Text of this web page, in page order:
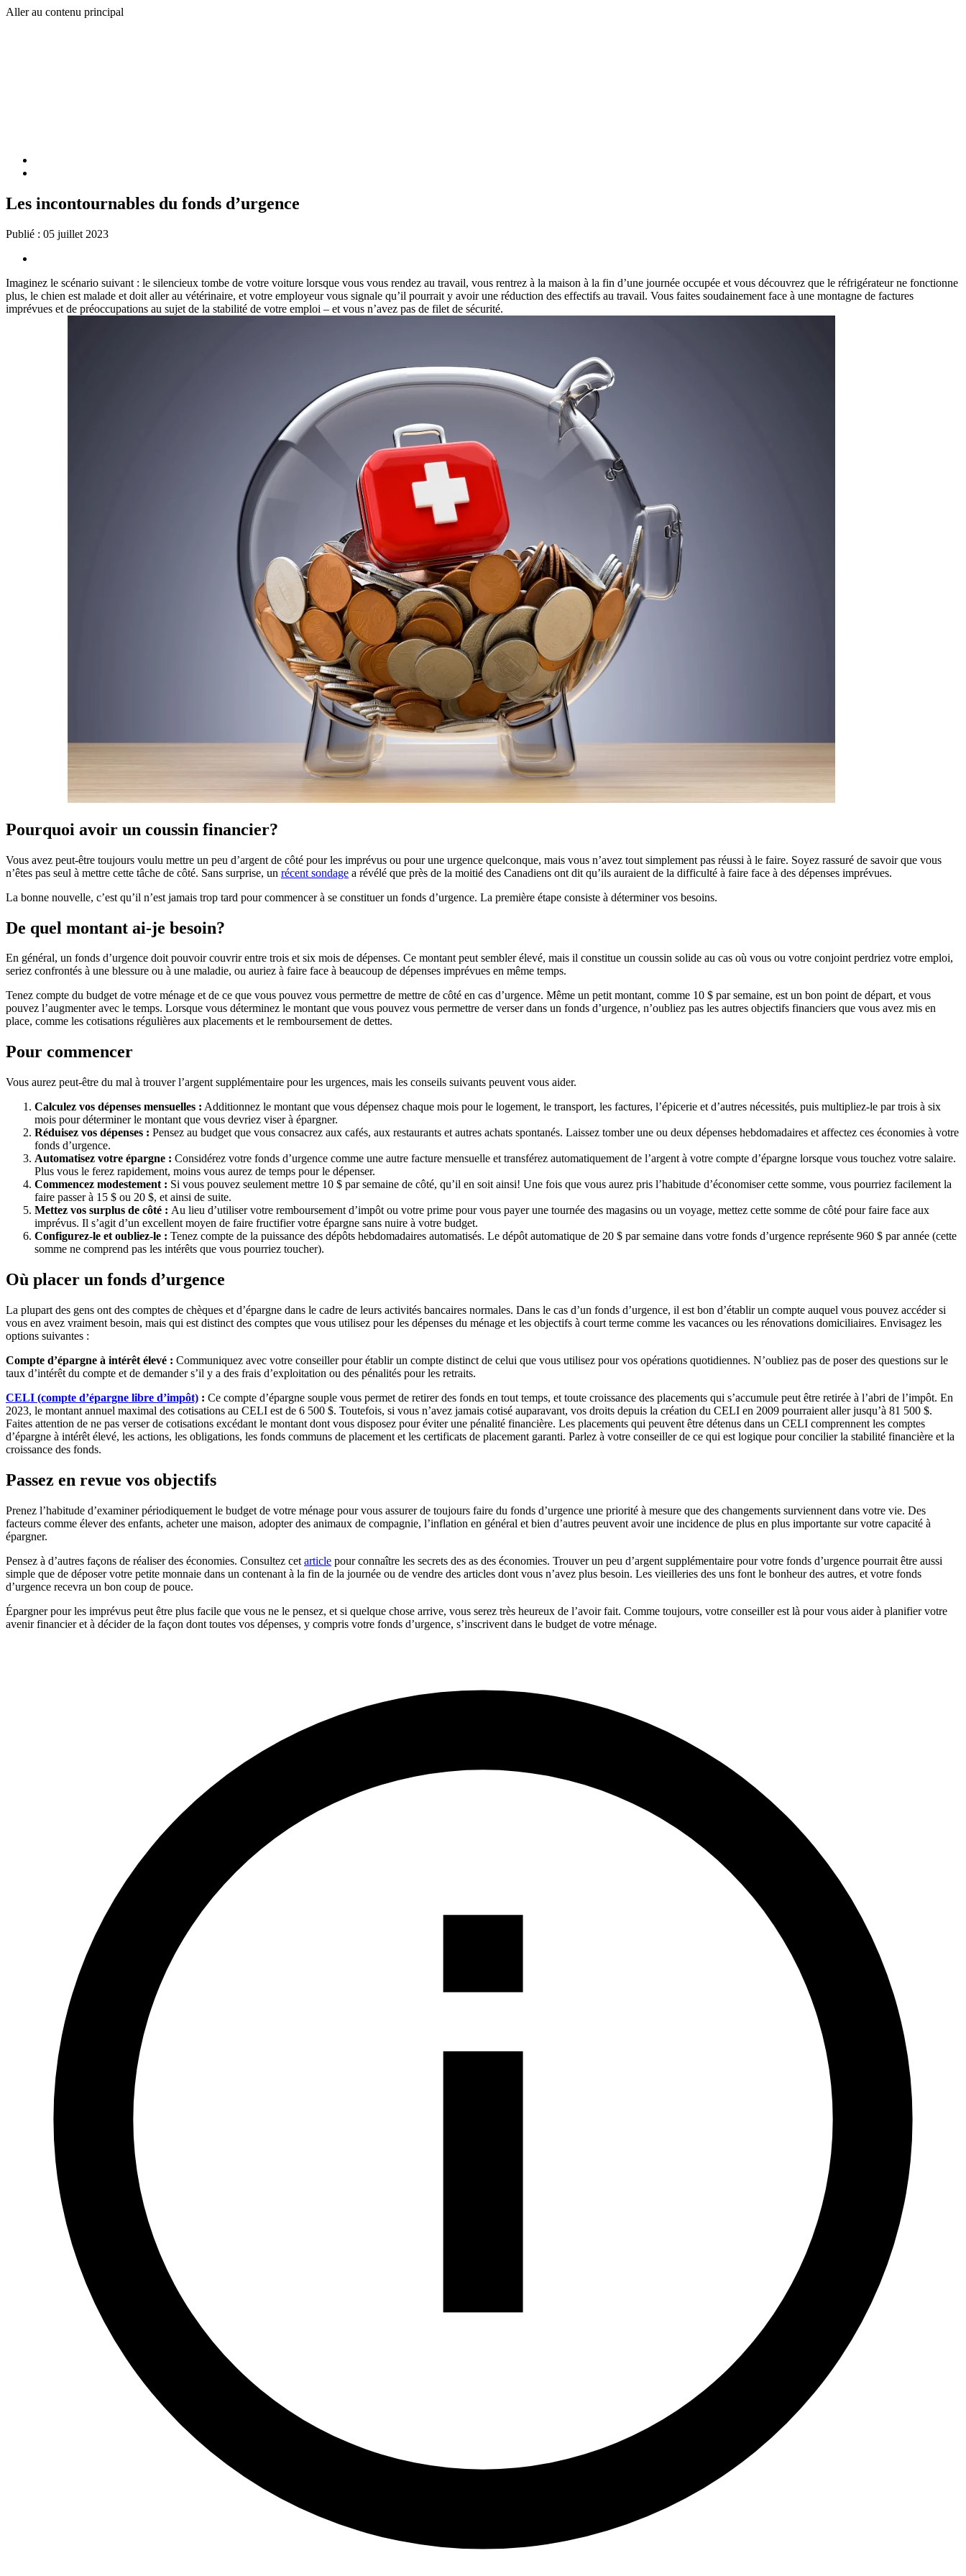
Aller au contenu principal
Les incontournables du fonds d’urgence
Publié : 05 juillet 2023
Imaginez le scénario suivant : le silencieux tombe de votre voiture lorsque vous vous rendez au travail, vous rentrez à la maison à la fin d’une journée occupée et vous découvrez que le réfrigérateur ne fonctionne
plus, le chien est malade et doit aller au vétérinaire, et votre employeur vous signale qu’il pourrait y avoir une réduction des effectifs au travail. Vous faites soudainement face à une montagne de factures
imprévues et de préoccupations au sujet de la stabilité de votre emploi – et vous n’avez pas de filet de sécurité.
Pourquoi avoir un coussin financier?
Vous avez peut-être toujours voulu mettre un peu d’argent de côté pour les imprévus ou pour une urgence quelconque, mais vous n’avez tout simplement pas réussi à le faire. Soyez rassuré de savoir que vous
n’êtes pas seul à mettre cette tâche de côté. Sans surprise, un récent sondage a révélé que près de la moitié des Canadiens ont dit qu’ils auraient de la difficulté à faire face à des dépenses imprévues.
La bonne nouvelle, c’est qu’il n’est jamais trop tard pour commencer à se constituer un fonds d’urgence. La première étape consiste à déterminer vos besoins.
De quel montant ai-je besoin?
En général, un fonds d’urgence doit pouvoir couvrir entre trois et six mois de dépenses. Ce montant peut sembler élevé, mais il constitue un coussin solide au cas où vous ou votre conjoint perdriez votre emploi,
seriez confrontés à une blessure ou à une maladie, ou auriez à faire face à beaucoup de dépenses imprévues en même temps.
Tenez compte du budget de votre ménage et de ce que vous pouvez vous permettre de mettre de côté en cas d’urgence. Même un petit montant, comme 10 $ par semaine, est un bon point de départ, et vous
pouvez l’augmenter avec le temps. Lorsque vous déterminez le montant que vous pouvez vous permettre de verser dans un fonds d’urgence, n’oubliez pas les autres objectifs financiers que vous avez mis en
place, comme les cotisations régulières aux placements et le remboursement de dettes.
Pour commencer
Vous aurez peut-être du mal à trouver l’argent supplémentaire pour les urgences, mais les conseils suivants peuvent vous aider.
Calculez vos dépenses mensuelles : Additionnez le montant que vous dépensez chaque mois pour le logement, le transport, les factures, l’épicerie et d’autres nécessités, puis multipliez-le par trois à six
mois pour déterminer le montant que vous devriez viser à épargner.
Réduisez vos dépenses : Pensez au budget que vous consacrez aux cafés, aux restaurants et autres achats spontanés. Laissez tomber une ou deux dépenses hebdomadaires et affectez ces économies à votre
fonds d’urgence.
Automatisez votre épargne : Considérez votre fonds d’urgence comme une autre facture mensuelle et transférez automatiquement de l’argent à votre compte d’épargne lorsque vous touchez votre salaire.
Plus vous le ferez rapidement, moins vous aurez de temps pour le dépenser.
Commencez modestement : Si vous pouvez seulement mettre 10 $ par semaine de côté, qu’il en soit ainsi! Une fois que vous aurez pris l’habitude d’économiser cette somme, vous pourriez facilement la
faire passer à 15 $ ou 20 $, et ainsi de suite.
Mettez vos surplus de côté : Au lieu d’utiliser votre remboursement d’impôt ou votre prime pour vous payer une tournée des magasins ou un voyage, mettez cette somme de côté pour faire face aux
imprévus. Il s’agit d’un excellent moyen de faire fructifier votre épargne sans nuire à votre budget.
Configurez-le et oubliez-le : Tenez compte de la puissance des dépôts hebdomadaires automatisés. Le dépôt automatique de 20 $ par semaine dans votre fonds d’urgence représente 960 $ par année (cette
somme ne comprend pas les intérêts que vous pourriez toucher).
Où placer un fonds d’urgence
La plupart des gens ont des comptes de chèques et d’épargne dans le cadre de leurs activités bancaires normales. Dans le cas d’un fonds d’urgence, il est bon d’établir un compte auquel vous pouvez accéder si
vous en avez vraiment besoin, mais qui est distinct des comptes que vous utilisez pour les dépenses du ménage et les objectifs à court terme comme les vacances ou les rénovations domiciliaires. Envisagez les
options suivantes :
Compte d’épargne à intérêt élevé : Communiquez avec votre conseiller pour établir un compte distinct de celui que vous utilisez pour vos opérations quotidiennes. N’oubliez pas de poser des questions sur le
taux d’intérêt du compte et de demander s’il y a des frais d’exploitation ou des pénalités pour les retraits.
CELI (compte d’épargne libre d’impôt) : Ce compte d’épargne souple vous permet de retirer des fonds en tout temps, et toute croissance des placements qui s’accumule peut être retirée à l’abri de l’impôt. En
2023, le montant annuel maximal des cotisations au CELI est de 6 500 $. Toutefois, si vous n’avez jamais cotisé auparavant, vos droits depuis la création du CELI en 2009 pourraient aller jusqu’à 81 500 $.
Faites attention de ne pas verser de cotisations excédant le montant dont vous disposez pour éviter une pénalité financière. Les placements qui peuvent être détenus dans un CELI comprennent les comptes
d’épargne à intérêt élevé, les actions, les obligations, les fonds communs de placement et les certificats de placement garanti. Parlez à votre conseiller de ce qui est logique pour concilier la stabilité financière et la
croissance des fonds.
Passez en revue vos objectifs
Prenez l’habitude d’examiner périodiquement le budget de votre ménage pour vous assurer de toujours faire du fonds d’urgence une priorité à mesure que des changements surviennent dans votre vie. Des
facteurs comme élever des enfants, acheter une maison, adopter des animaux de compagnie, l’inflation en général et bien d’autres peuvent avoir une incidence de plus en plus importante sur votre capacité à
épargner.
Pensez à d’autres façons de réaliser des économies. Consultez cet article pour connaître les secrets des as des économies. Trouver un peu d’argent supplémentaire pour votre fonds d’urgence pourrait être aussi
simple que de déposer votre petite monnaie dans un contenant à la fin de la journée ou de vendre des articles dont vous n’avez plus besoin. Les vieilleries des uns font le bonheur des autres, et votre fonds
d’urgence recevra un bon coup de pouce.
Épargner pour les imprévus peut être plus facile que vous ne le pensez, et si quelque chose arrive, vous serez très heureux de l’avoir fait. Comme toujours, votre conseiller est là pour vous aider à planifier votre
avenir financier et à décider de la façon dont toutes vos dépenses, y compris votre fonds d’urgence, s’inscrivent dans le budget de votre ménage.